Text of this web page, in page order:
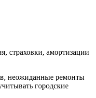
страховки, амортизации
неожиданные ремонты
городские